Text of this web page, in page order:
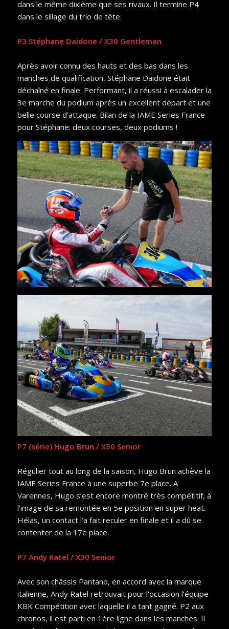
dans le même dixième que ses rivaux. Il termine P4
dans le sillage du trio de tête.
P3 Stéphane Daidone / X30 Gentleman
Après avoir connu des hauts et des bas dans les
manches de qualification, Stéphane Daidone était
déchaîné en finale. Performant, il a réussi à escalader la
3e marche du podium après un excellent départ et une
belle course d’attaque. Bilan de la IAME Series France
pour Stéphane: deux courses, deux podiums !
P7 (série) Hugo Brun / X30 Senior
Régulier tout au long de la saison, Hugo Brun achève la
IAME Series France à une superbe 7e place. A
Varennes, Hugo s’est encore montré très compétitif, à
l’image de sa remontée en 5e position en super heat.
Hélas, un contact l’a fait reculer en finale et il a dû se
contenter de la 17e place.
P7 Andy Ratel / X30 Senior
Avec son châssis Pantano, en accord avec la marque
italienne, Andy Ratel retrouvait pour l’occasion l’équipe
KBK Compétition avec laquelle il a tant gagné. P2 aux
chronos, il est parti en 1ère ligne dans les manches. Il